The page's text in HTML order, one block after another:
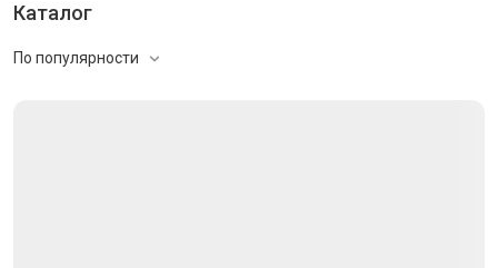
Каталог
По популярности